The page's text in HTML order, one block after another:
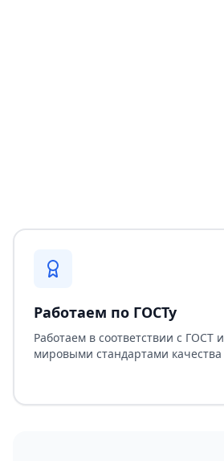
Работаем по ГОСТу
Работаем в соответствии с ГОСТ и
мировыми стандартами качества